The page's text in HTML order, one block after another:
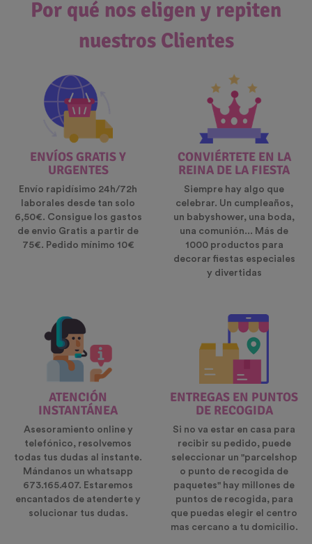
Por qué nos eligen y repiten
nuestros Clientes
ENVÍOS GRATIS Y
URGENTES
Envío rapidísimo 24h/72h
laborales desde tan solo
6,50€. Consigue los gastos
de envio Gratis a partir de
75€. Pedido mínimo 10€
CONVIÉRTETE EN LA
REINA DE LA FIESTA
Siempre hay algo que
celebrar. Un cumpleaños,
un babyshower, una boda,
una comunión... Más de
1000 productos para
decorar fiestas especiales
y divertidas
ATENCIÓN
INSTANTÁNEA
Asesoramiento online y
telefónico, resolvemos
todas tus dudas al instante.
Mándanos un whatsapp
673.165.407. Estaremos
encantados de atenderte y
solucionar tus dudas.
ENTREGAS EN PUNTOS
DE RECOGIDA
Si no va estar en casa para
recibir su pedido, puede
seleccionar un "parcelshop
o punto de recogida de
paquetes" hay millones de
puntos de recogida, para
que puedas elegir el centro
mas cercano a tu domicilio.